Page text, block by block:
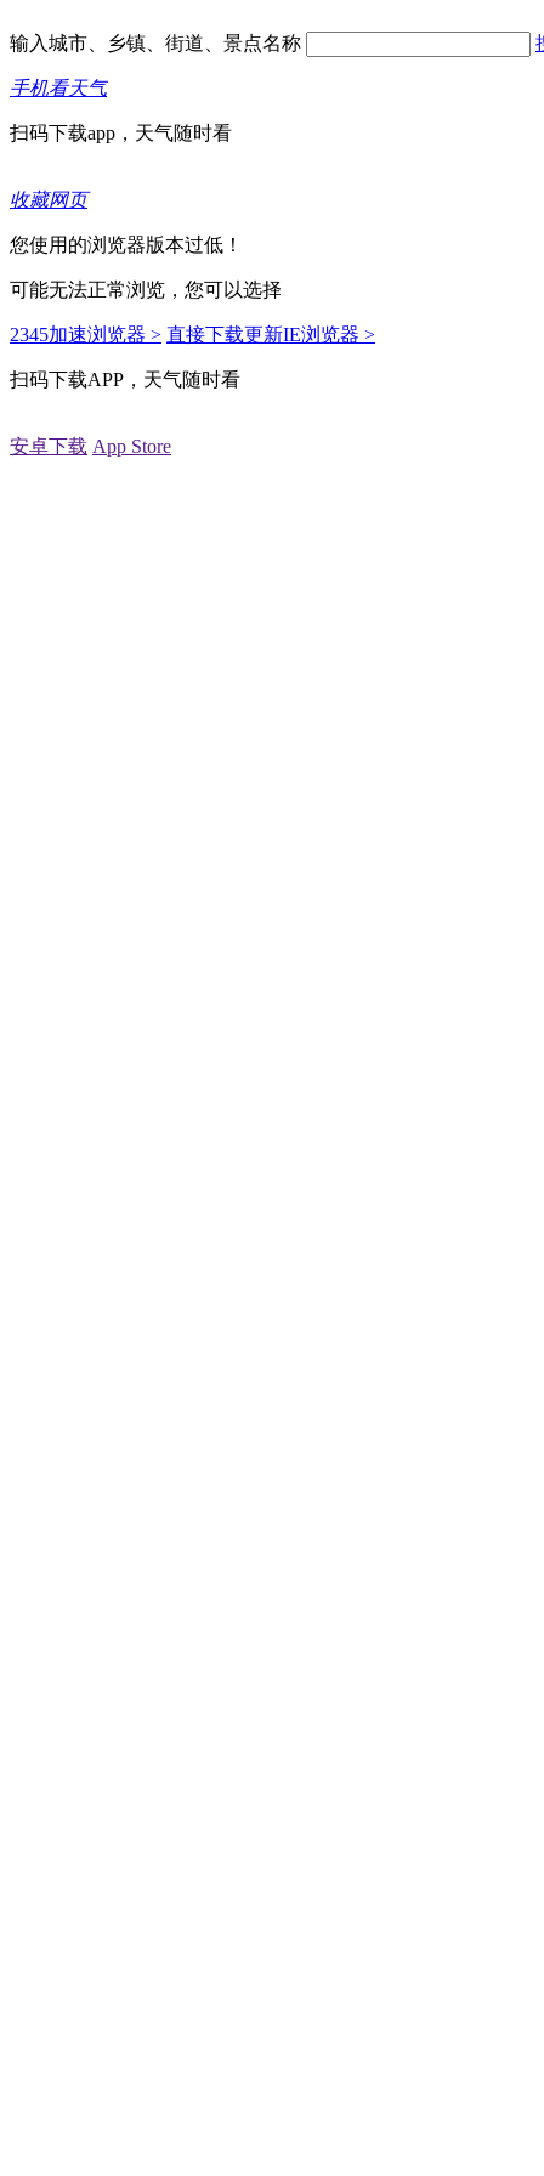
输入城市、乡镇、街道、景点名称
手机看天气
扫码下载app，天气随时看
收藏网页
您使用的浏览器版本过低！
可能无法正常浏览，您可以选择
2345加速浏览器 > 直接下载更新IE浏览器 >
扫码下载APP，天气随时看
安卓下载 App Store